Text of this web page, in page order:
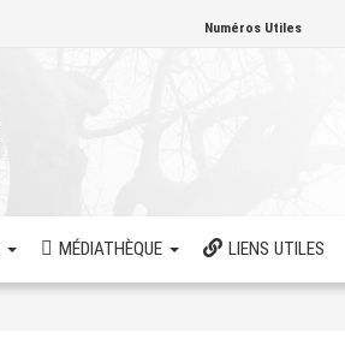
Numéros Utiles
MÉDIATHÈQUE LIENS UTILES